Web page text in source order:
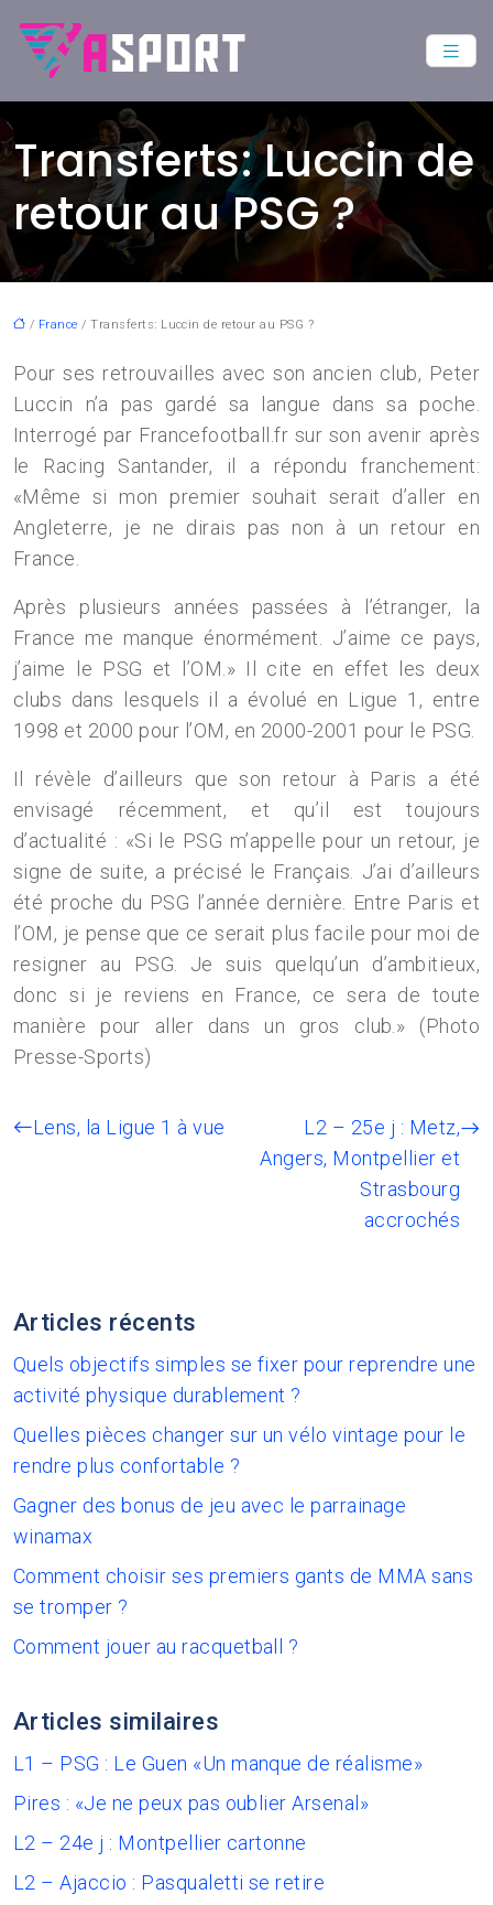
Transferts: Luccin de
retour au PSG ?
/ France / Transferts: Luccin de retour au PSG ?
Pour ses retrouvailles avec son ancien club, Peter
Luccin n’a pas gardé sa langue dans sa poche.
Interrogé par Francefootball.fr sur son avenir après
le Racing Santander, il a répondu franchement:
«Même si mon premier souhait serait d’aller en
Angleterre, je ne dirais pas non à un retour en
France.
Après plusieurs années passées à l’étranger, la
France me manque énormément. J’aime ce pays,
j’aime le PSG et l’OM.» Il cite en effet les deux
clubs dans lesquels il a évolué en Ligue 1, entre
1998 et 2000 pour l’OM, en 2000-2001 pour le PSG.
Il révèle d’ailleurs que son retour à Paris a été
envisagé récemment, et qu’il est toujours
d’actualité : «Si le PSG m’appelle pour un retour, je
signe de suite, a précisé le Français. J’ai d’ailleurs
été proche du PSG l’année dernière. Entre Paris et
l’OM, je pense que ce serait plus facile pour moi de
resigner au PSG. Je suis quelqu’un d’ambitieux,
donc si je reviens en France, ce sera de toute
manière pour aller dans un gros club.» (Photo
Presse-Sports)
Lens, la Ligue 1 à vue
L2 – 25e j : Metz,
Angers, Montpellier et
Strasbourg
accrochés
Articles récents
Quels objectifs simples se fixer pour reprendre une
activité physique durablement ?
Quelles pièces changer sur un vélo vintage pour le
rendre plus confortable ?
Gagner des bonus de jeu avec le parrainage
winamax
Comment choisir ses premiers gants de MMA sans
se tromper ?
Comment jouer au racquetball ?
Articles similaires
L1 – PSG : Le Guen «Un manque de réalisme»
Pires : «Je ne peux pas oublier Arsenal»
L2 – 24e j : Montpellier cartonne
L2 – Ajaccio : Pasqualetti se retire